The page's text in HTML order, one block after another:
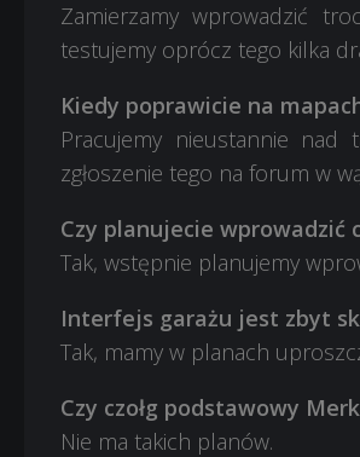
Zamierzamy wprowadzić
testujemy oprócz tego kilka
Kiedy poprawicie na
Pracujemy nieustannie nad
zgłoszenie tego na forum w
Czy planujecie wprowadzić
Tak, wstępnie planujemy
Interfejs garażu jest zbyt
Tak, mamy w planach
Czy czołg podstawowy
Nie ma takich planów.